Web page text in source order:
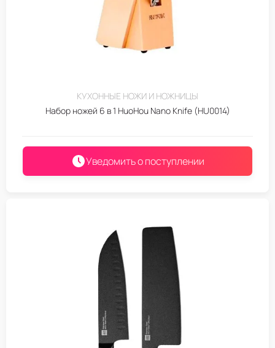
КУХОННЫЕ НОЖИ И НОЖНИЦЫ
Набор ножей 6 в 1 HuoHou Nano Knife (HU0014)
Уведомить о поступлении